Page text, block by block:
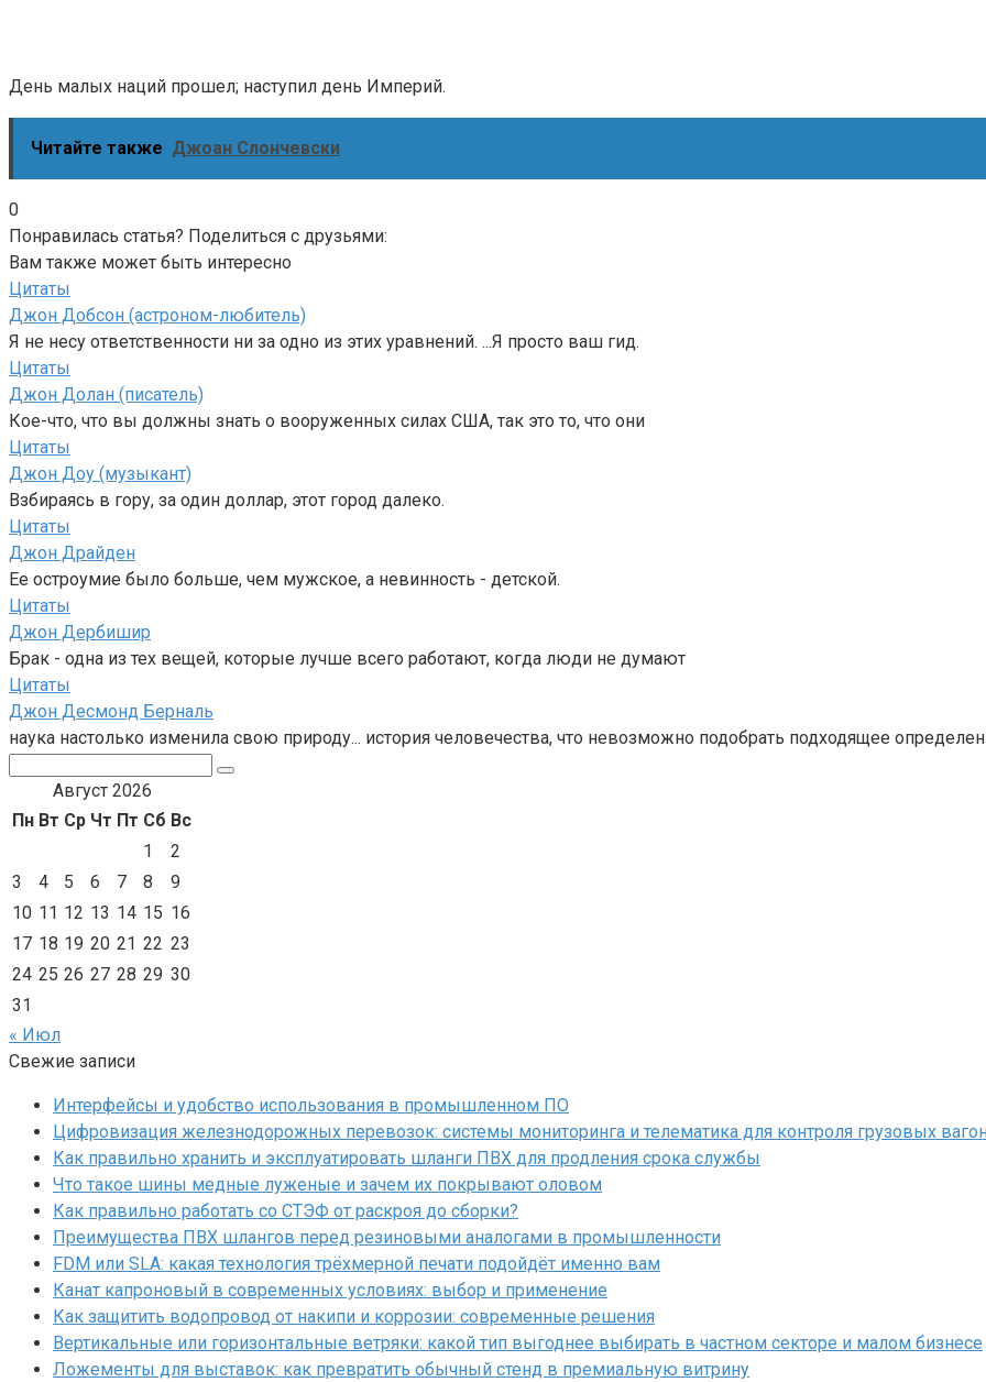
День малых наций прошел; наступил день Империй.
Читайте также Джоан Слончевски
0
Понравилась статья? Поделиться с друзьями:
Вам также может быть интересно
Цитаты
Джон Добсон (астроном-любитель)
Я не несу ответственности ни за одно из этих уравнений. ...Я просто ваш гид.
Цитаты
Джон Долан (писатель)
Кое-что, что вы должны знать о вооруженных силах США, так это то, что они
Цитаты
Джон Доу (музыкант)
Взбираясь в гору, за один доллар, этот город далеко.
Цитаты
Джон Драйден
Ее остроумие было больше, чем мужское, а невинность - детской.
Цитаты
Джон Дербишир
Брак - одна из тех вещей, которые лучше всего работают, когда люди не думают
Цитаты
Джон Десмонд Берналь
наука настолько изменила свою природу... история человечества, что невозможно подобрать подходящее
Август 2026
Пн Вт Ср Чт Пт Сб Вс
1
2
3
4 5 6 7 8
9
10 11 12 13 14 15 16
17 18 19 20 21 22 23
24 25 26 27 28 29 30
31
« Июл
Свежие записи
Интерфейсы и удобство использования в промышленном ПО
Цифровизация железнодорожных перевозок: системы мониторинга и телематика для контроля грузовых
Как правильно хранить и эксплуатировать шланги ПВХ для продления срока службы
Что такое шины медные луженые и зачем их покрывают оловом
Как правильно работать со СТЭФ от раскроя до сборки?
Преимущества ПВХ шлангов перед резиновыми аналогами в промышленности
FDM или SLA: какая технология трёхмерной печати подойдёт именно вам
Канат капроновый в современных условиях: выбор и применение
Как защитить водопровод от накипи и коррозии: современные решения
Вертикальные или горизонтальные ветряки: какой тип выгоднее выбирать в частном секторе и малом бизнесе
Ложементы для выставок: как превратить обычный стенд в премиальную витрину